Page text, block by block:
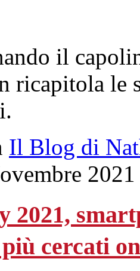
il
ricapitola le
Il Blog di
2021,
cercati